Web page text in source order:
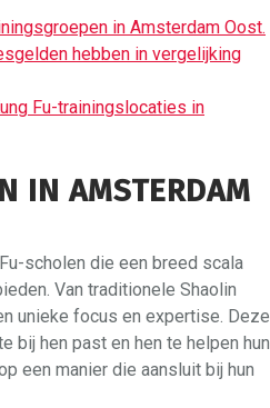
in Amsterdam Oost.
hebben in vergelijking
Fu-trainingslocaties in
IN AMSTERDAM
scholen die een breed scala
Van traditionele Shaolin
unieke focus en expertise. Deze
hen past en hen te helpen hun
een manier die aansluit bij hun